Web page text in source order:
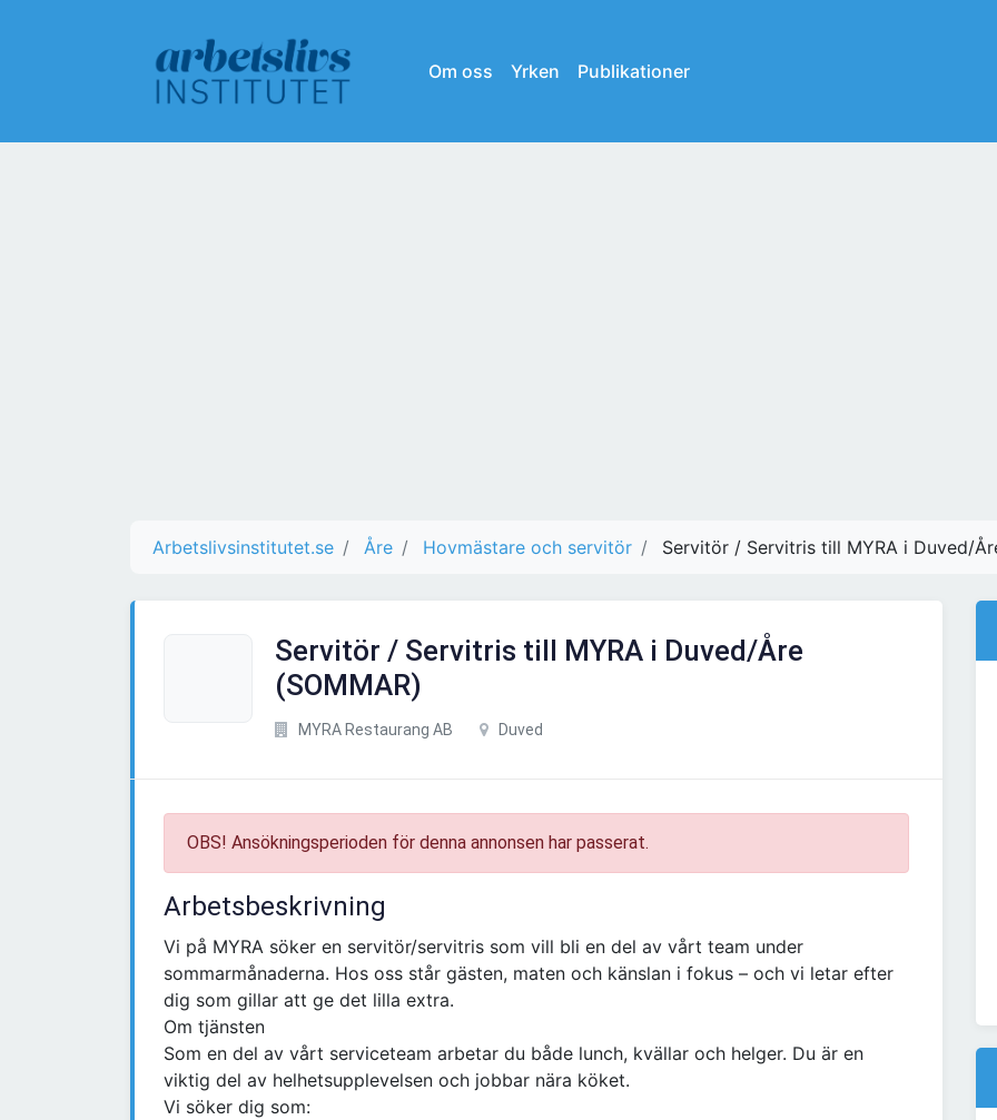
Om oss Yrken Publikationer
Arbetslivsinstitutet.se Åre Hovmästare och servitör Servitör / Servitris till MYRA i Duved/
Servitör / Servitris till MYRA i Duved/Åre
(SOMMAR)
MYRA Restaurang AB Duved
OBS! Ansökningsperioden för denna annonsen har passerat.
Arbetsbeskrivning
Vi på MYRA söker en servitör/servitris som vill bli en del av vårt team under
sommarmånaderna. Hos oss står gästen, maten och känslan i fokus – och vi letar efter
dig som gillar att ge det lilla extra.
Om tjänsten
Som en del av vårt serviceteam arbetar du både lunch, kvällar och helger. Du är en
viktig del av helhetsupplevelsen och jobbar nära köket.
Vi söker dig som: